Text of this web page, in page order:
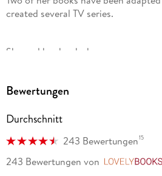
created several TV series.
She and her books have won
She lives in Dublin with her family.
Bewertungen
Durchschnitt
243 Bewertungen15
243 Bewertungen von